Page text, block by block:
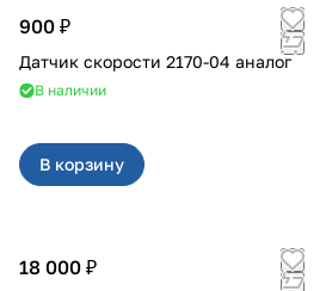
900 ₽
Датчик скорости 2170-04 аналог
В наличии
В корзину
18 000 ₽